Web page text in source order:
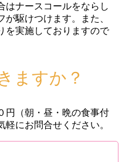
はナースコールをならし
駆けつけます。また、
を実施しておりますので
ますか？
円（朝・昼・晩の食事付
にお問合せください。